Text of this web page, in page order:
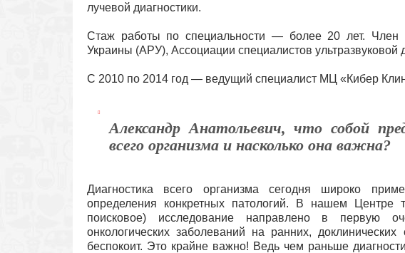
лучевой диагностики.
Стаж работы по специальности — более 20 лет. Член
Украины (АРУ), Ассоциации специалистов ультразвуковой
С 2010 по 2014 год — ведущий специалист МЦ «Кибер
Александр Анатольевич, что собой
всего организма и насколько она важна?
Диагностика всего организма сегодня широко
определения конкретных патологий. В нашем Центре
поисковое) исследование направлено в первую
онкологических заболеваний на ранних,
беспокоит. Это крайне важно! Ведь чем раньше